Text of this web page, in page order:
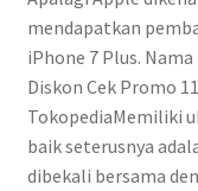
mendapatkan
iPhone 7 Plus.
Diskon Cek Promo
TokopediaMemiliki
baik seterusnya
dibekali bersama